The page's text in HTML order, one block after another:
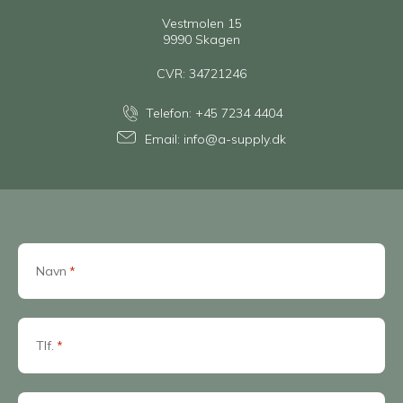
Navn *
Tlf. *
Vestmolen 15
9990 Skagen
CVR: 34721246
Telefon: +45 7234 4404
Email: info@a-supply.dk